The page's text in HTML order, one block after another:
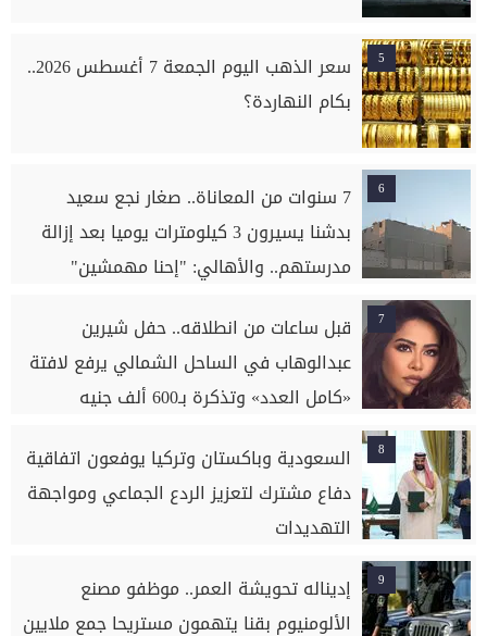
5
سعر الذهب اليوم الجمعة 7 أغسطس 2026..
بكام النهاردة؟
6
7 سنوات من المعاناة.. صغار نجع سعيد
بدشنا يسيرون 3 كيلومترات يوميا بعد إزالة
مدرستهم.. والأهالي: "إحنا مهمشين"
7
قبل ساعات من انطلاقه.. حفل شيرين
عبدالوهاب في الساحل الشمالي يرفع لافتة
«كامل العدد» وتذكرة بـ600 ألف جنيه
8
السعودية وباكستان وتركيا يوفعون اتفاقية
دفاع مشترك لتعزيز الردع الجماعي ومواجهة
التهديدات
9
إديناله تحويشة العمر.. موظفو مصنع
الألومنيوم بقنا يتهمون مستريحا جمع ملايين